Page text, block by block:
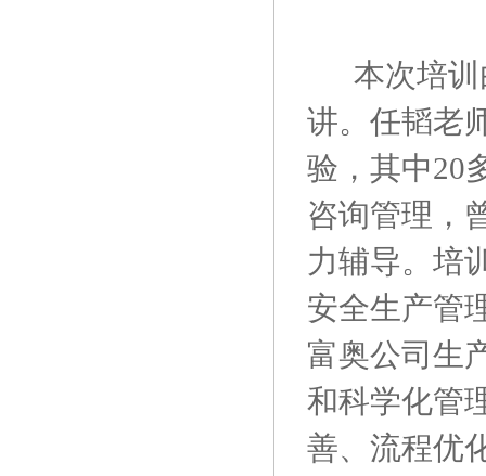
本次培
讲。任韬老
验，其中20
咨询管理，
力辅导。培
安全生产管
富奥公司生
和科学化管
善、流程优